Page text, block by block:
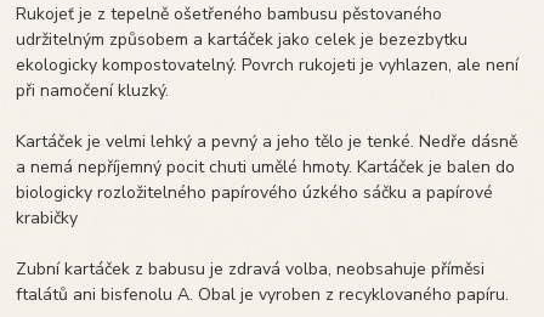
Rukojeť je z tepelně ošetřeného bambusu pěstovaného
udržitelným způsobem a kartáček jako celek je bezezbytku
ekologicky kompostovatelný. Povrch rukojeti je vyhlazen, ale není
při namočení kluzký.
Kartáček je velmi lehký a pevný a jeho tělo je tenké. Nedře dásně
a nemá nepříjemný pocit chuti umělé hmoty. Kartáček je balen do
biologicky rozložitelného papírového úzkého sáčku a papírové
krabičky
Zubní kartáček z babusu je zdravá volba, neobsahuje příměsi
ftalátů ani bisfenolu A. Obal je vyroben z recyklovaného papíru.